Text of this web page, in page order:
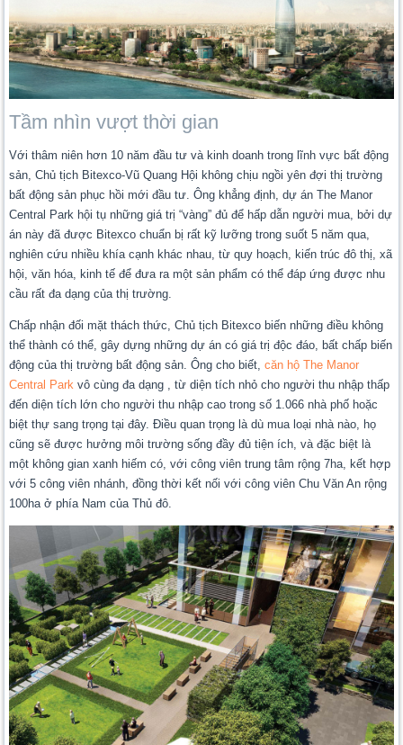
Tầm nhìn vượt thời gian
Với thâm niên hơn 10 năm đầu tư và kinh doanh trong lĩnh vực bất động
sản, Chủ tịch Bitexco-Vũ Quang Hội không chịu ngồi yên đợi thị trường
bất động sản phục hồi mới đầu tư. Ông khẳng định, dự án The Manor
Central Park hội tụ những giá trị “vàng” đủ để hấp dẫn người mua, bởi dự
án này đã được Bitexco chuẩn bị rất kỹ lưỡng trong suốt 5 năm qua,
nghiên cứu nhiều khía cạnh khác nhau, từ quy hoạch, kiến trúc đô thị, xã
hội, văn hóa, kinh tế để đưa ra một sản phẩm có thể đáp ứng được nhu
cầu rất đa dạng của thị trường.
Chấp nhận đối mặt thách thức, Chủ tịch Bitexco biến những điều không
thể thành có thể, gây dựng những dự án có giá trị độc đáo, bất chấp biến
động của thị trường bất động sản. Ông cho biết,căn hộ The Manor
Central Parkvô cùng đa dạng , từ diện tích nhỏ cho người thu nhập thấp
đến diện tích lớn cho người thu nhập cao trong số 1.066 nhà phố hoặc
biệt thự sang trọng tại đây. Điều quan trọng là dù mua loại nhà nào, họ
cũng sẽ được hưởng môi trường sống đầy đủ tiện ích, và đặc biệt là
một không gian xanh hiếm có, với công viên trung tâm rộng 7ha, kết hợp
với 5 công viên nhánh, đồng thời kết nối với công viên Chu Văn An rộng
100ha ở phía Nam của Thủ đô.